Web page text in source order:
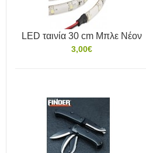
LED ταινία 30 cm Μπλε Νέον
3,00€